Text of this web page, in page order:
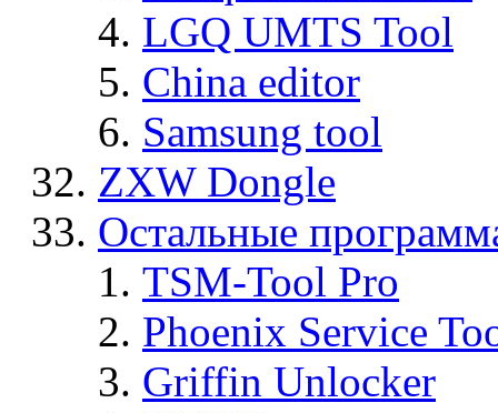
LGQ UMTS Tool
China editor
Samsung tool
ZXW Dongle
Остальные
TSM-Tool Pro
Phoenix Service
Griffin Unlocker